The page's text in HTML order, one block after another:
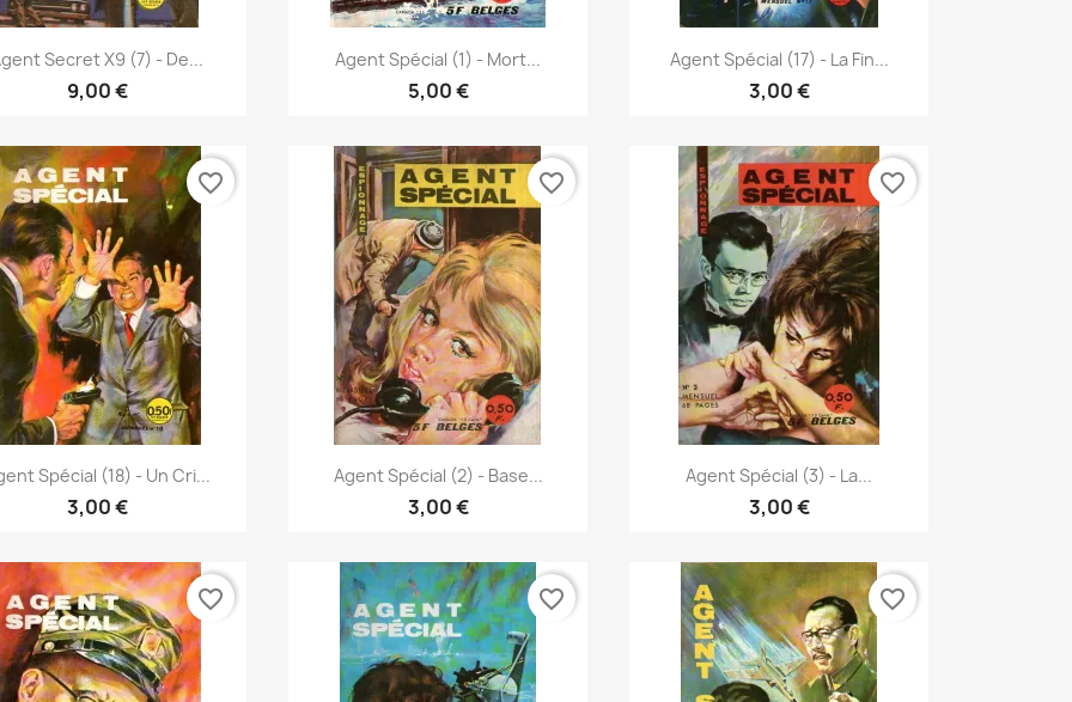
Vista rápida
Secret X9 (7) - De...
9,00 €
Vista rápida
Agent Spécial (1) - Mort...
5,00 €
Vista rápida
Agent Spécial (17) - La Fin...
3,00 €
Vista rápida
Spécial (18) - Un Cri...
3,00 €
favorite_border
Vista rápida
Agent Spécial (2) - Base...
3,00 €
favorite_border
Vista rápida
Agent Spécial (3) - La...
3,00 €
favorite_border
favorite_border favorite_border favorite_border